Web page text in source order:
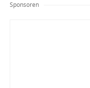
Sponsoren